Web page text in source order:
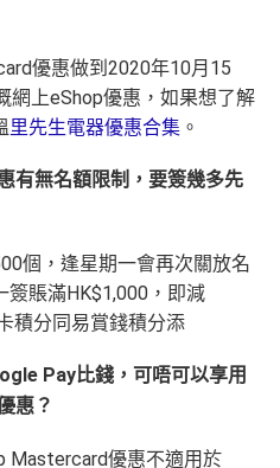
優惠做到2020年10月15
網上eShop優惠，如果想了解
里先生電器優惠合集 。
有無名額限制，要簽幾多先
個，逢星期一會再次關放名
賬滿HK$1,000，即減
積分同易賞錢積分添
Pay比錢，可唔可以享用
惠？
Mastercard優惠不適用於